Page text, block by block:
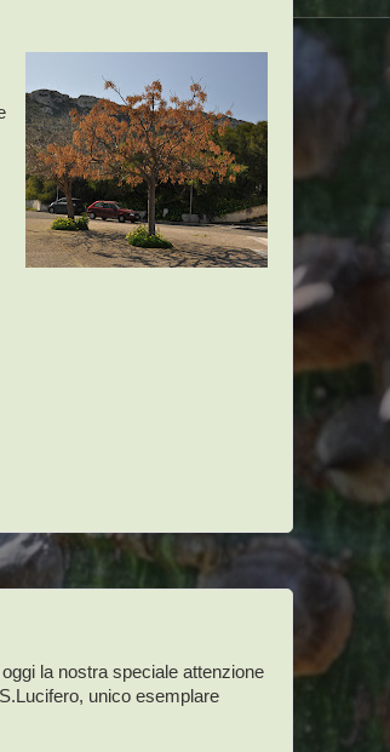
la nostra speciale attenzione
unico esemplare